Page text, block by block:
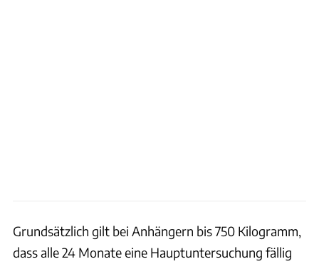
Grundsätzlich gilt bei Anhängern bis 750 Kilogramm,
dass alle 24 Monate eine Hauptuntersuchung fällig